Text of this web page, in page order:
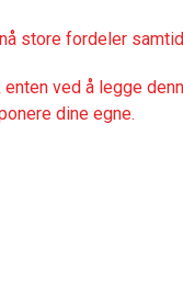
store fordeler
ved å legge
dine egne.